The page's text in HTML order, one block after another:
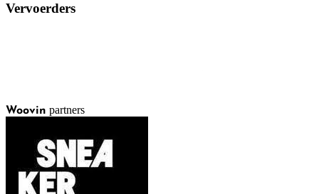
Vervoerders
Woovin partners